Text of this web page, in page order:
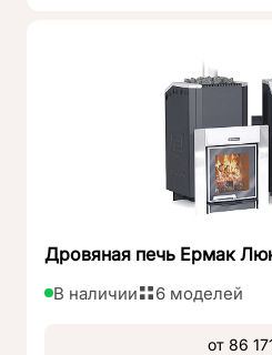
факт, чугун является
материалом, не
атмосферу (вспомним
Дровяная печь Ермак
В наличии 6 моделей
от 86